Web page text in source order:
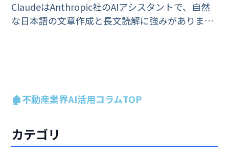
ClaudeはAnthropic社のAIアシスタントで、自然
な日本語の文章作成と長文読解に強みがありま
🏚️不動産業界AI活用コラムTOP
カテゴリ